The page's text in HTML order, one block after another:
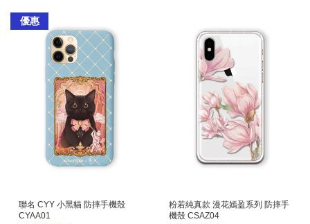
優惠
聯名 CYY 小黑貓 防摔手機殼
CYAA01
粉若純真款 漫花嫣盈系列 防摔手
機殼 CSAZ04